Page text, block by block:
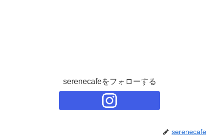
serenecafeをフォローする
serenecafe